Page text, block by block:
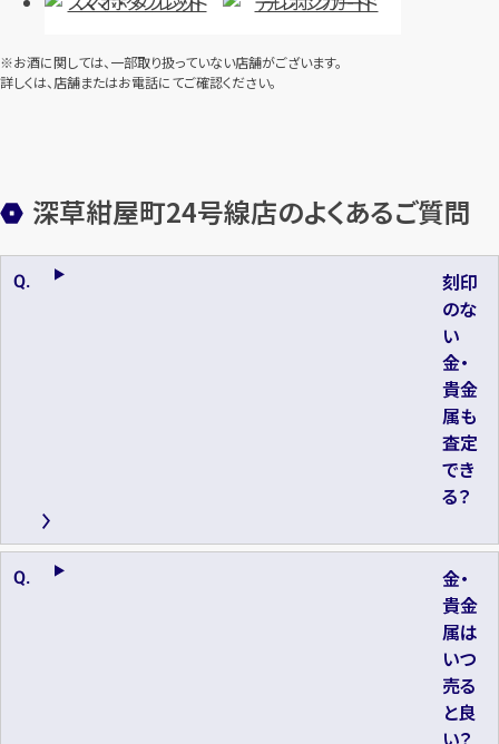
※お酒に関しては、一部取り扱っていない店舗がございます。
詳しくは、店舗またはお電話にてご確認ください。
深草紺屋町24号線店のよくあるご質問
刻印
のな
い
金・
貴金
属も
査定
でき
る？
金・
貴金
属は
いつ
売る
と良
い？